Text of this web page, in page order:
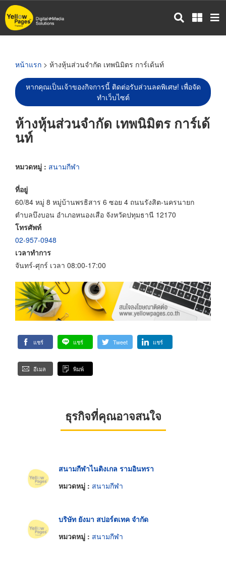
ข้าม
ไป
หน้าแรก > ห้างหุ้นส่วนจำกัด เทพนิมิตร การ์เด้นท์
หากคุณเป็นเจ้าของกิจการนี้ ติดต่อรับส่วนลดพิเศษ! เพื่อจัด
ทำเว็บไซต์
ห้างหุ้นส่วนจำกัด เทพนิมิตร การ์เด้
นท์
หมวดหมู่ : สนามกีฬา
ที่อยู่
60/84 หมู่ 8 หมู่บ้านพรธิสาร 6 ซอย 4 ถนนรังสิต-นครนายก
ตำบลบึงบอน อำเภอหนองเสือ จังหวัดปทุมธานี 12170
โทรศัพท์
02-957-0948
เวลาทำการ
จันทร์-ศุกร์ เวลา 08:00-17:00
แชร์ แชร์ Tweet แชร์
อีเมล พิมพ์
ธุรกิจที่คุณอาจสนใจ
สนามกีฬาไนติงเกล รามอินทรา
หมวดหมู่ : สนามกีฬา
บริษัท ยังมา สปอร์ตเทค จำกัด
หมวดหมู่ : สนามกีฬา